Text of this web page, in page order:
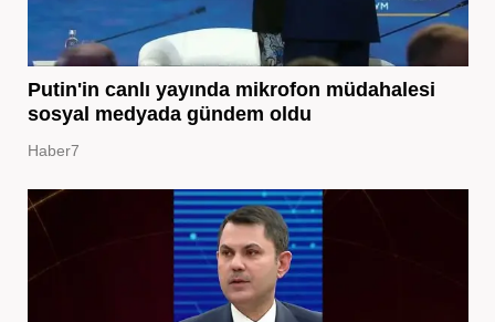
Putin'in canlı yayında mikrofon müdahalesi
sosyal medyada gündem oldu
Haber7